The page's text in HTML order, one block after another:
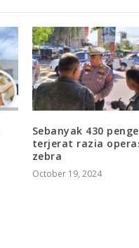
Sebanyak 430
terjerat razia
zebra
October 19, 2024